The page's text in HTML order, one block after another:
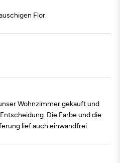
Flor.
Wohnzimmer gekauft und
Die Farbe und die
lief auch einwandfrei.